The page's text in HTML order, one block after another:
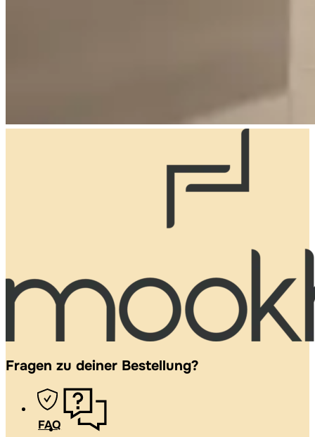
Fragen zu deiner Bestellung?
FAQ